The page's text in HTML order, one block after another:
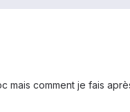
mais comment je fais